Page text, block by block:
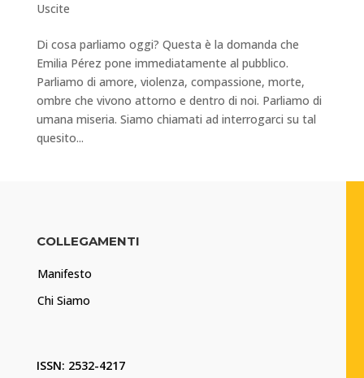
Uscite
Di cosa parliamo oggi? Questa è la domanda che
Emilia Pérez pone immediatamente al pubblico.
Parliamo di amore, violenza, compassione, morte,
ombre che vivono attorno e dentro di noi. Parliamo di
umana miseria. Siamo chiamati ad interrogarci su tal
quesito...
COLLEGAMENTI
Manifesto
Chi Siamo
ISSN: 2532-4217